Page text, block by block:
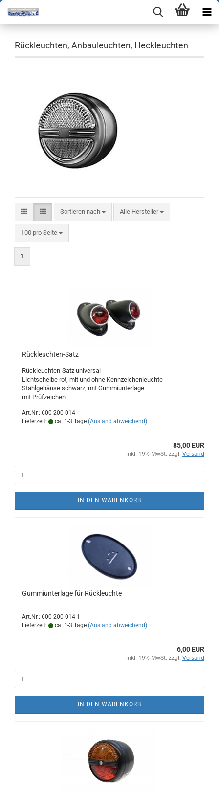
Rückleuchten, Anbauleuchten, Heckleuchten
Sortieren nach
Sortieren nach Alle Hersteller
100 pro Seite
pro Seite
1
Rückleuchten-Satz
Rückleuchten-Satz universal
Lichtscheibe rot, mit und ohne Kennzeichenleuchte
Stahlgehäuse schwarz, mit Gummiunterlage
mit Prüfzeichen
Art.Nr.: 600 200 014
Lieferzeit:
ca. 1-3 Tage (Ausland abweichend)
85,00 EUR
inkl. 19% MwSt. zzgl. Versand
IN DEN WARENKORB
Gummiunterlage für Rückleuchte
Art.Nr.: 600 200 014-1
Lieferzeit:
ca. 1-3 Tage (Ausland abweichend)
6,00 EUR
inkl. 19% MwSt. zzgl. Versand
IN DEN WARENKORB